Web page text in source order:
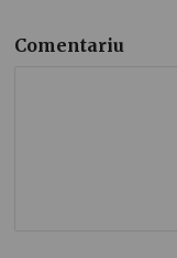
Comentariu